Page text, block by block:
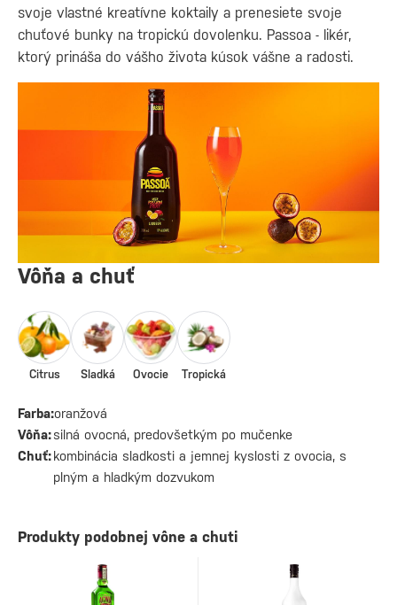
svoje vlastné kreatívne koktaily a prenesiete svoje
chuťové bunky na tropickú dovolenku. Passoa - likér,
ktorý prináša do vášho života kúsok vášne a radosti.
Vôňa a chuť
Farba:oranžová
Vôňa:silná ovocná, predovšetkým po mučenke
Chuť:kombinácia sladkosti a jemnej kyslosti z ovocia, s
plným a hladkým dozvukom
Citrus Sladká Ovocie Tropická
Produkty podobnej vône a chuti